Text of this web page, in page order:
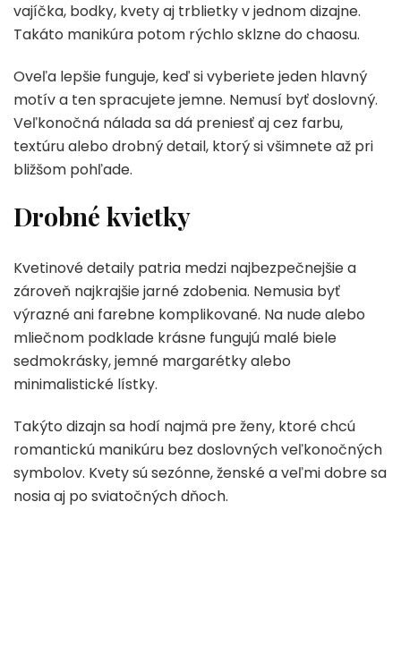
vajíčka, bodky, kvety aj trblietky v jednom dizajne.
Takáto manikúra potom rýchlo sklzne do chaosu.
Oveľa lepšie funguje, keď si vyberiete jeden hlavný
motív a ten spracujete jemne. Nemusí byť doslovný.
Veľkonočná nálada sa dá preniesť aj cez farbu,
textúru alebo drobný detail, ktorý si všimnete až pri
bližšom pohľade.
Drobné kvietky
Kvetinové detaily patria medzi najbezpečnejšie a
zároveň najkrajšie jarné zdobenia. Nemusia byť
výrazné ani farebne komplikované. Na nude alebo
mliečnom podklade krásne fungujú malé biele
sedmokrásky, jemné margarétky alebo
minimalistické lístky.
Takýto dizajn sa hodí najmä pre ženy, ktoré chcú
romantickú manikúru bez doslovných veľkonočných
symbolov. Kvety sú sezónne, ženské a veľmi dobre sa
nosia aj po sviatočných dňoch.